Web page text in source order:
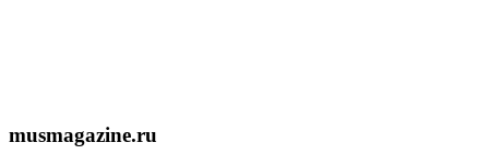
musmagazine.ru